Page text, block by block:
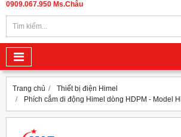
0909.067.950 Ms.Châu
Trang chủ
Thiết bị điện Himel
Phích cắm di động Himel dòng HDPM - Model